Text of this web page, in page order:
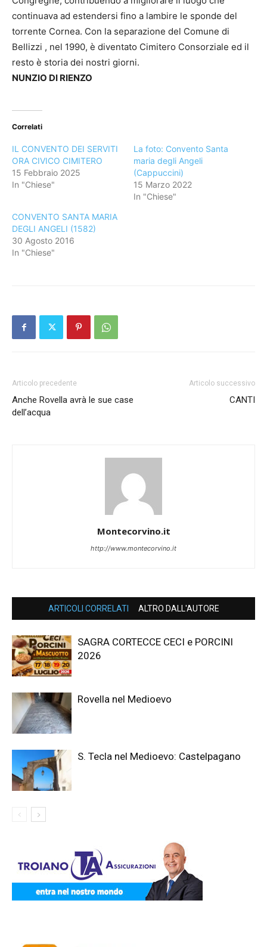
continuava ad estendersi fino a lambire le sponde del
torrente Cornea. Con la separazione del Comune di
Bellizzi , nel 1990, è diventato Cimitero Consorziale ed il
resto è storia dei nostri giorni.
NUNZIO DI RIENZO
Correlati
IL CONVENTO DEI SERVITI
ORA CIVICO CIMITERO
15 Febbraio 2025
In "Chiese"
La foto: Convento Santa
maria degli Angeli
(Cappuccini)
15 Marzo 2022
In "Chiese"
CONVENTO SANTA MARIA
DEGLI ANGELI (1582)
30 Agosto 2016
In "Chiese"
Articolo precedente
Anche Rovella avrà le sue case
dell’acqua
Articolo successivo
CANTI
Montecorvino.it
http://www.montecorvino.it
ARTICOLI CORRELATI ALTRO DALL'AUTORE
SAGRA CORTECCE CECI e PORCINI
2026
Rovella nel Medioevo
S. Tecla nel Medioevo: Castelpagano